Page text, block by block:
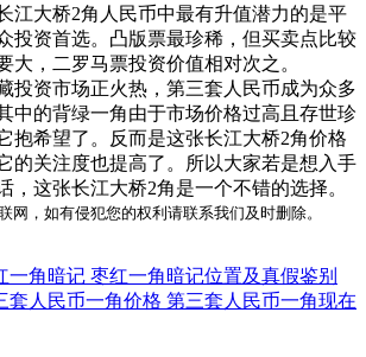
江大桥2角人民币中最有升值潜力的是平
投资首选。凸版票最珍稀，但买卖点比较
大，二罗马票投资价值相对次之。
资市场正火热，第三套人民币成为众多
中的背绿一角由于市场价格过高且存世珍
抱希望了。反而是这张长江大桥2角价格
的关注度也提高了。所以大家若是想入手
，这张长江大桥2角是一个不错的选择。
网，如有侵犯您的权利请联系我们及时删除。
一角暗记 枣红一角暗记位置及真假鉴别
套人民币一角价格 第三套人民币一角现在